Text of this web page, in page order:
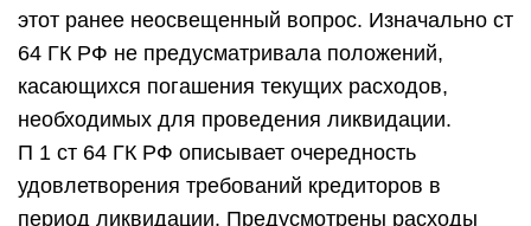
этот ранее неосвещенный вопрос. Изначально ст
64 ГК РФ не предусматривала положений,
касающихся погашения текущих расходов,
необходимых для проведения ликвидации.
П 1 ст 64 ГК РФ описывает очередность
удовлетворения требований кредиторов в
период ликвидации. Предусмотрены расходы